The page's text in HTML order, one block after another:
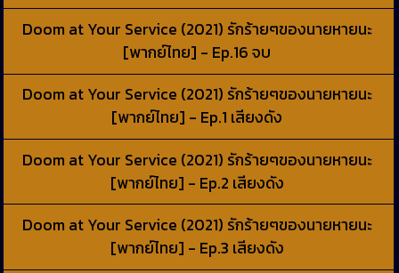
Doom at Your Service (2021) รักร้ายๆของนายหายนะ
[พากย์ไทย] - Ep.16 จบ
Doom at Your Service (2021) รักร้ายๆของนายหายนะ
[พากย์ไทย] - Ep.1 เสียงดัง
Doom at Your Service (2021) รักร้ายๆของนายหายนะ
[พากย์ไทย] - Ep.2 เสียงดัง
Doom at Your Service (2021) รักร้ายๆของนายหายนะ
[พากย์ไทย] - Ep.3 เสียงดัง